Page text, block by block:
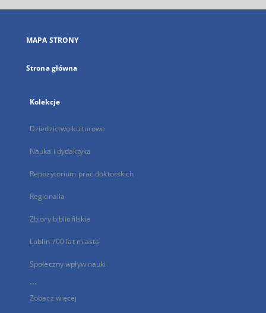
się
karcie
MAPA STRONY
Strona główna
Kolekcje
Dziedzictwo kulturowe
Nauka i dydaktyka
Repozytorium prac doktorskich
Regionalia
Zbiory bibliofilskie
Lublin 700 lat miasta
Społeczny wpływ nauki
...
Zobacz więcej